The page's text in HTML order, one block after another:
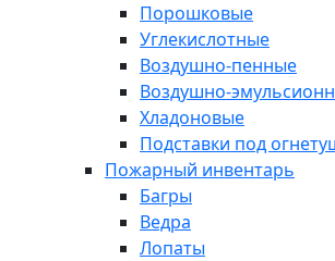
Порошковые
Углекислотные
Воздушно-пенные
Воздушно-
Хладоновые
Подставки под
Пожарный инвентарь
Багры
Ведра
Лопаты